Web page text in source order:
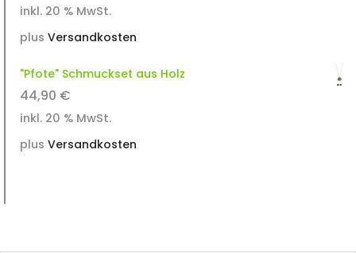
inkl. 20 % MwSt.
plus Versandkosten
"Pfote" Schmuckset aus Holz
44,90 €
inkl. 20 % MwSt.
plus Versandkosten